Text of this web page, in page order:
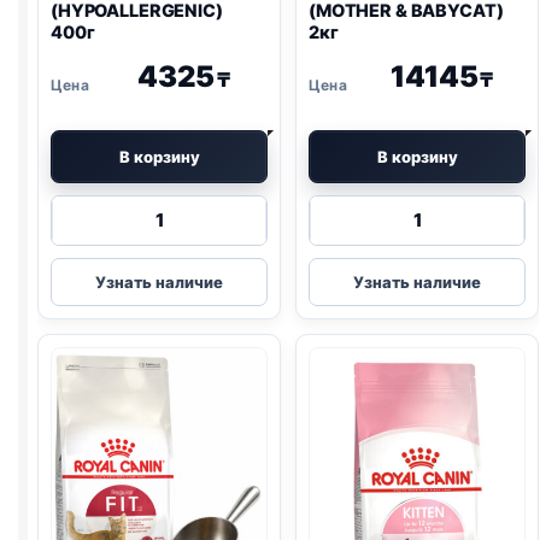
(HYPOALLERGENIC)
400г
4325₸
В корзину
Количество
Royal
Canin
Vet
( HYPOALLERGENIC
Узнать наличие
(MOTHER & BABYCAT)
2кг
14145₸
В корзину
Количество
Royal
Canin
сух.
BABYCAT)
2кг
Узнать наличие